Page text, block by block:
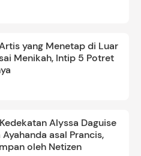
yang Menetap di Luar
Menikah, Intip 5 Potret
Alyssa Daguise
asal Prancis,
oleh Netizen